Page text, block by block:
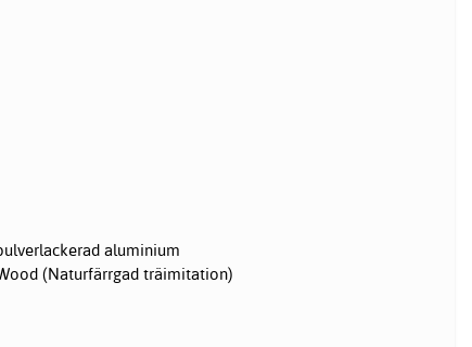
aluminium
(Naturfärrgad träimitation)